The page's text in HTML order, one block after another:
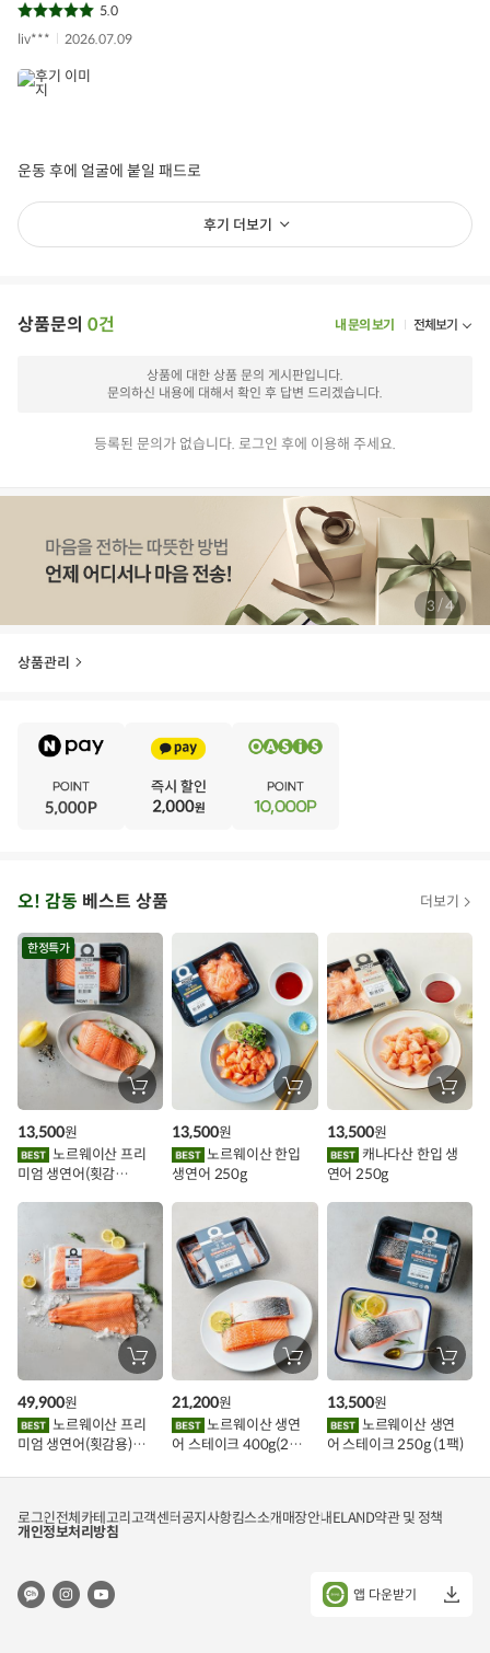
5.0
liv***
2026.07.09
운동 후에 얼굴에 붙일 패드로
후기 더보기
상품문의 0건 내 문의 보기 전체보기
상품에 대한 상품 문의 게시판입니다.
문의하신 내용에 대해서 확인 후 답변 드리겠습니다.
등록된 문의가 없습니다. 로그인 후에 이용해 주세요.
3 /4
상품관리
아
시
인
이
트
오! 감동 베스트 상품 더보기
한정특가
장
바
에
담
노르웨이산 프리
미엄 생연어(횟감
13,500원
장
바
에
담
노르웨이산 한입
생연어 250g
13,500원
장
바
에
담
연어 250g
13,500원
장
바
에
담
기
노르웨이산 프리
미엄 생연어(횟감용)
49,900원
장
바
에
담
기
노르웨이산 생연
어 스테이크 400g(2조
21,200원
장
바
에
담
기
어 스테이크 250g (1팩)
13,500원
로그인전체카테고리고객센터공지사항킴스소개매장안내ELAND약관 및 정책
개인정보처리방침
앱 다운받기